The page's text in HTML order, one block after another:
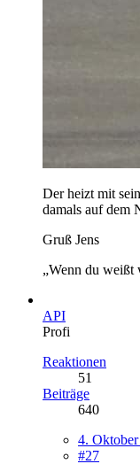
Der heizt mit
damals auf dem
Gruß Jens
„Wenn du weißt
API
Profi
Reaktionen
51
Beiträge
640
4.
#27